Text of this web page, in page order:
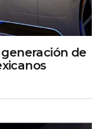
generación de